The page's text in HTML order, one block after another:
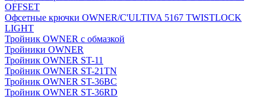
OFFSET
Офсетные крючки OWNER/C'ULTIVA 5167 TWISTLOCK
LIGHT
Тройник OWNER с обмазкой
Тройники OWNER
Тройник OWNER ST-11
Тройник OWNER ST-21TN
Тройник OWNER ST-36BC
Тройник OWNER ST-36RD